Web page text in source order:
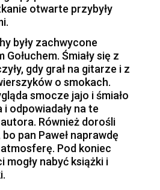
otwarte przybyły
były zachwycone
Gołuchem. Śmiały się z
gdy grał na gitarze i z
o smokach.
smocze jajo i śmiało
i odpowiadały na te
Również dorośli
pan Paweł naprawdę
Pod koniec
mogły nabyć książki i